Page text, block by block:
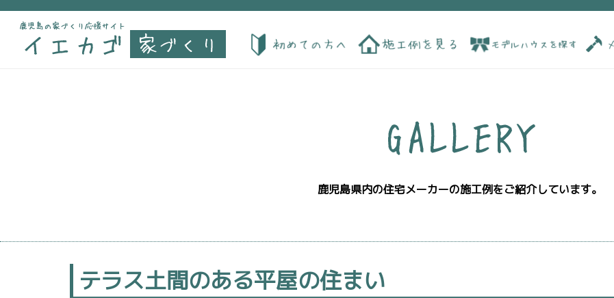
鹿児島県内の住宅メーカーの施工例をご紹介しています。
テラス土間のある平屋の住まい